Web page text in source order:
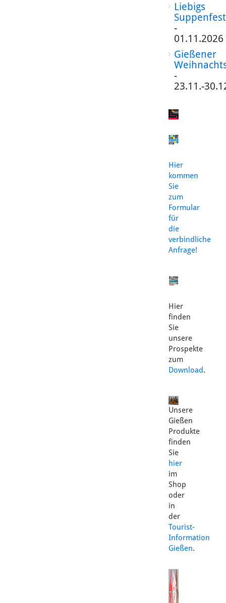
Liebigs
Suppenfest
-
01.11.2026
Gießener
-
23.11.-
Hier
kommen
Sie
zum
Formular
für
die
verbindliche
Anfrage!
Hier
finden
Sie
unsere
Prospekte
zum
Download.
Unsere
Gießen
Produkte
finden
Sie
hier
im
Shop
oder
in
der
Tourist-
Information
Gießen.